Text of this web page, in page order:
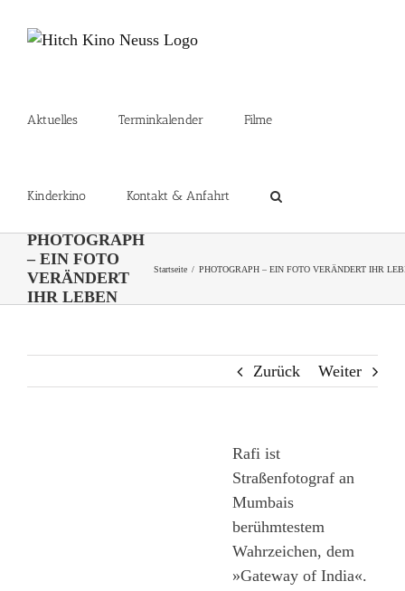
Inhalt
Aktuelles Terminkalender Filme
Kinderkino Kontakt & Anfahrt
PHOTOGRAPH
– EIN FOTO
VERÄNDERT
IHR LEBEN
Startseite PHOTOGRAPH – EIN FOTO VERÄNDERT IHR
Zurück Weiter
Rafi ist
Straßenfotograf an
Mumbais
berühmtestem
Wahrzeichen, dem
»Gateway of India«.